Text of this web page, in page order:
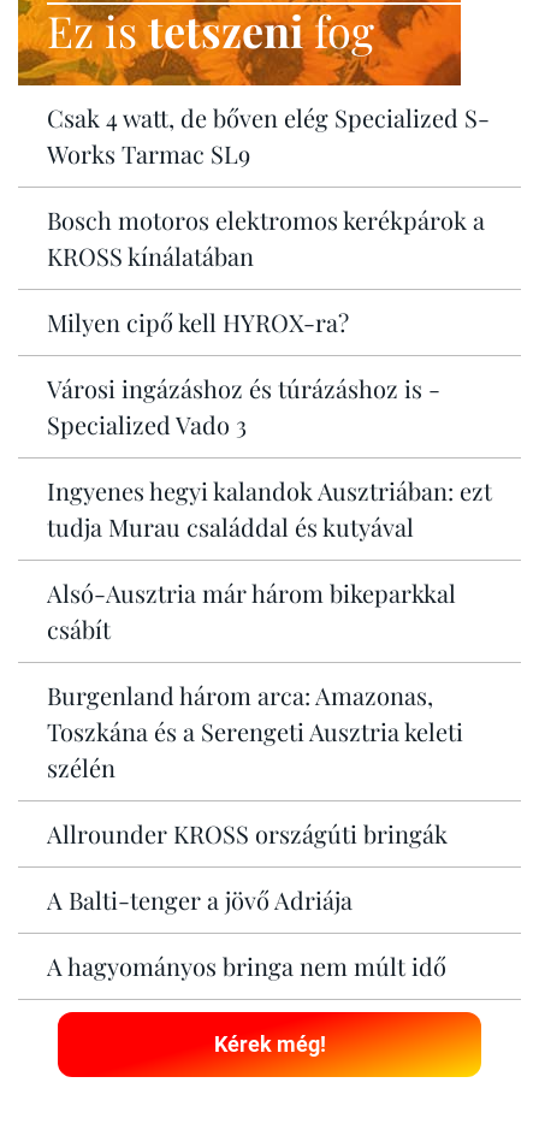
Ez istetszenifog
Csak 4 watt, de bőven elég Specialized S-
Works Tarmac SL9
Bosch motoros elektromos kerékpárok a
KROSS kínálatában
Milyen cipő kell HYROX-ra?
Városi ingázáshoz és túrázáshoz is -
Specialized Vado 3
Ingyenes hegyi kalandok Ausztriában: ezt
tudja Murau családdal és kutyával
Alsó-Ausztria már három bikeparkkal
csábít
Burgenland három arca: Amazonas,
Toszkána és a Serengeti Ausztria keleti
szélén
Allrounder KROSS országúti bringák
A Balti-tenger a jövő Adriája
A hagyományos bringa nem múlt idő
Kérek még!